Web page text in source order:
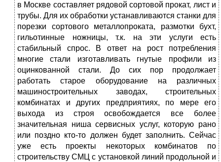
в Москве составляет рядовой сортовой прокат, лист и
трубы. Для их обработки устанавливаются станки для
порезки сортового металлопроката, размотки бухт,
гильотинные ножницы, т.к. на эти услуги есть
стабильный спрос. В ответ на рост потребления
многие стали изготавливать гнутые профили из
оцинкованной стали. До сих пор продолжает
работать старое оборудование на различных
машиностроительных заводах, строительных
комбинатах и других предприятиях, по мере его
выхода из строя освобождается все более
значительная ниша сервисных услуг, которую рано
или поздно кто-то должен будет заполнить. Сейчас
уже есть проекты некоторых комбинатов по
строительству СМЦ с установкой линий продольной и